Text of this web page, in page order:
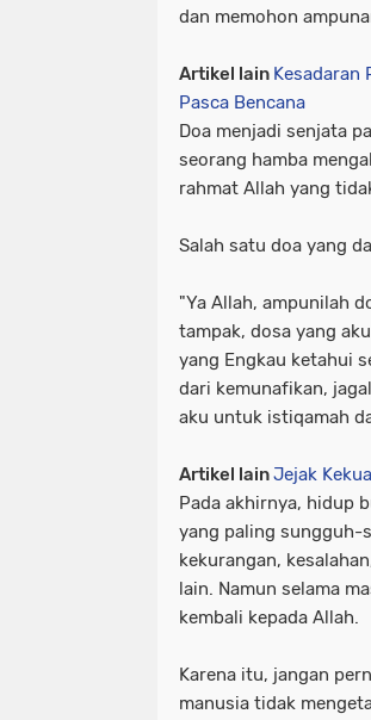
dan memohon
Artikel lain Kesadaran
Pasca Bencana
Doa menjadi senjata
seorang hamba
rahmat Allah yang
Salah satu doa yang
"Ya Allah, ampunilah
tampak, dosa yang
yang Engkau ketahui
dari kemunafikan,
aku untuk istiqamah
Artikel lainJejak
Pada akhirnya, hidup
yang paling sungguh-
kekurangan,
lain. Namun selama
kembali kepada Allah.
Karena itu, jangan
manusia tidak